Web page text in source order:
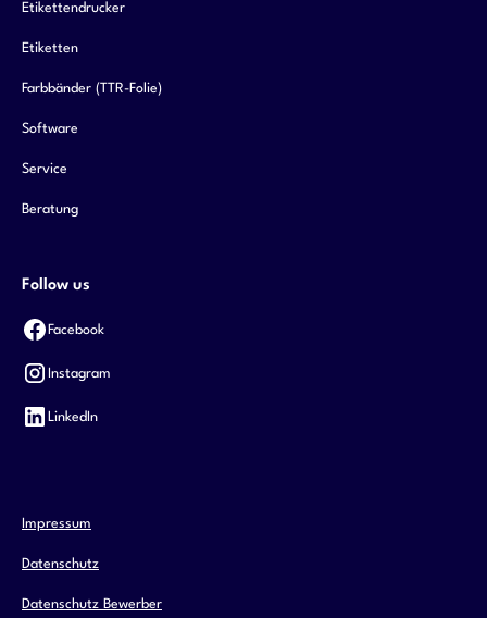
Etikettendrucker
Etiketten
Farbbänder (TTR-Folie)
Software
Service
Beratung
Follow us
Facebook
Instagram
LinkedIn
Impressum
Datenschutz
Datenschutz Bewerber